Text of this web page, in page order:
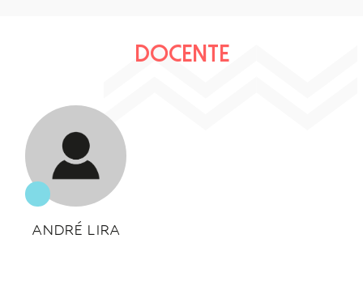
DOCENTE
ANDRÉ LIRA